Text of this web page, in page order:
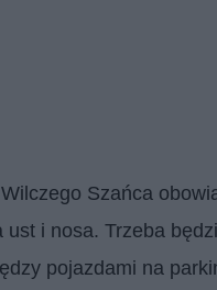
Szańca
ust i nosa. Trzeba
pojazdami na